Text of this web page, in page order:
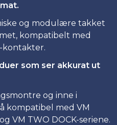
og modulære takket
kompatibelt med
kontakter.
som ser akkurat ut
og inne i
kompatibel med VM
VM TWO DOCK-seriene.